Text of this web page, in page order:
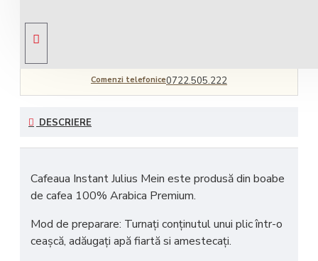
Comenzi telefonice0722.505.222
DESCRIERE
Cafeaua Instant Julius Mein este produsă din boabe
de cafea 100% Arabica Premium.
Mod de preparare: Turnați conținutul unui plic într-o
ceașcă, adăugați apă fiartă si amestecați.